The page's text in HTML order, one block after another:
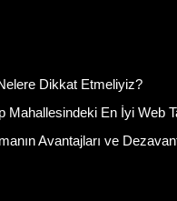
Dikkat Etmeliyiz?
En İyi Web
Avantajları ve